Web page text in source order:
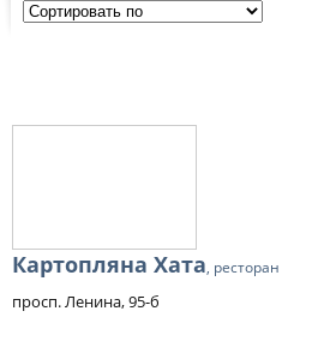
Картопляна Хата, ресторан
просп. Ленина, 95-б